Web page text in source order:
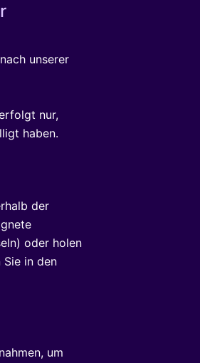
unserer
nur,
haben.
der
oder holen
in den
um